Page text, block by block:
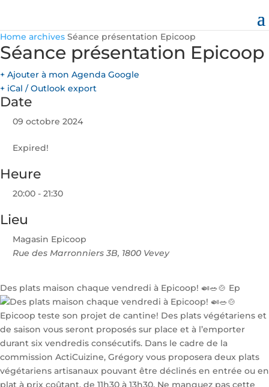
Home archives Séance présentation Epicoop
Séance présentation Epicoop
+ Ajouter à mon Agenda Google
+ iCal / Outlook export
Date
09 octobre 2024
Expired!
Heure
20:00 - 21:30
Lieu
Magasin Epicoop
Rue des Marronniers 3B, 1800 Vevey
Des plats maison chaque vendredi à Epicoop! 🍛🥗🍲 Ep